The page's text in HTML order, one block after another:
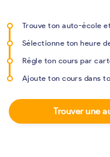
Trouve ton auto-école
Sélectionne ton heure
Régle ton cours par
Ajoute ton cours dans
Trouver une